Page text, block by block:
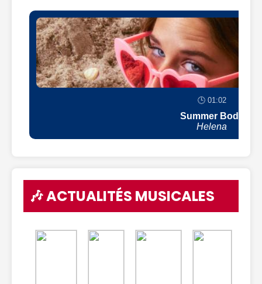
🕒 01:02
Summer Body
Helena
🎶 ACTUALITÉS MUSICALES